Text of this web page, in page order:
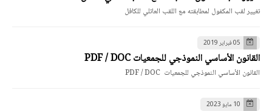
تغيير لقب المكفول لمطابقته مع اللقب العائلي للكافل
05 فبراير 2019
القانون الأساسي النموذجي للجمعيات PDF / DOC
القانون الأساسي النموذجي للجمعيات PDF / DOC
10 مايو 2023